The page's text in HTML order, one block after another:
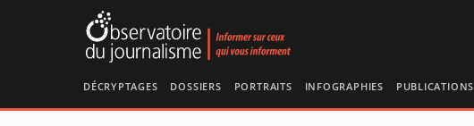
DÉCRYPTAGES DOSSIERS PORTRAITS INFOGRAPHIES PUBLICATIONS
Panneau de gestion des cookies